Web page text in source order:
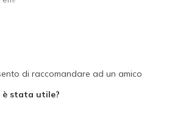
di raccomandare ad un amico
è stata utile?